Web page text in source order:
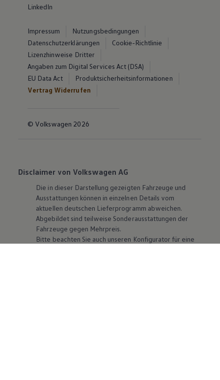
LinkedIn
Impressum
Nutzungsbedingungen
Datenschutzerklärungen
Cookie-Richtlinie
Lizenzhinweise Dritter
Angaben zum Digital Services Act (DSA)
EU Data Act
Produktsicherheitsinformationen
Vertrag Widerrufen
© Volkswagen 2026
Disclaimer von Volkswagen AG
Die in dieser Darstellung gezeigten Fahrzeuge und
Ausstattungen können in einzelnen Details vom
aktuellen deutschen Lieferprogramm abweichen.
Abgebildet sind teilweise Sonderausstattungen der
Fahrzeuge gegen Mehrpreis.
Bitte beachten Sie auch unseren Konfigurator für eine